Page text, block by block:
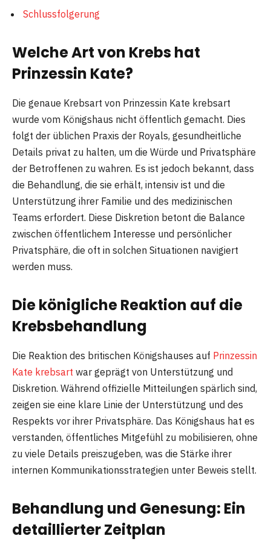
Schlussfolgerung
Welche Art von Krebs hat
Prinzessin Kate?
Die genaue Krebsart von Prinzessin Kate krebsart
wurde vom Königshaus nicht öffentlich gemacht. Dies
folgt der üblichen Praxis der Royals, gesundheitliche
Details privat zu halten, um die Würde und Privatsphäre
der Betroffenen zu wahren. Es ist jedoch bekannt, dass
die Behandlung, die sie erhält, intensiv ist und die
Unterstützung ihrer Familie und des medizinischen
Teams erfordert. Diese Diskretion betont die Balance
zwischen öffentlichem Interesse und persönlicher
Privatsphäre, die oft in solchen Situationen navigiert
werden muss.
Die königliche Reaktion auf die
Krebsbehandlung
Die Reaktion des britischen Königshauses auf Prinzessin
Kate krebsart war geprägt von Unterstützung und
Diskretion. Während offizielle Mitteilungen spärlich sind,
zeigen sie eine klare Linie der Unterstützung und des
Respekts vor ihrer Privatsphäre. Das Königshaus hat es
verstanden, öffentliches Mitgefühl zu mobilisieren, ohne
zu viele Details preiszugeben, was die Stärke ihrer
internen Kommunikationsstrategien unter Beweis stellt.
Behandlung und Genesung: Ein
detaillierter Zeitplan